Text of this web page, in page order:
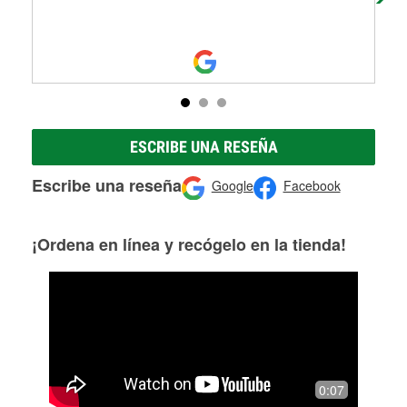
ESCRIBE UNA RESEÑA
Escribe una reseña Google Facebook
¡Ordena en línea y recógelo en la tienda!
0:07